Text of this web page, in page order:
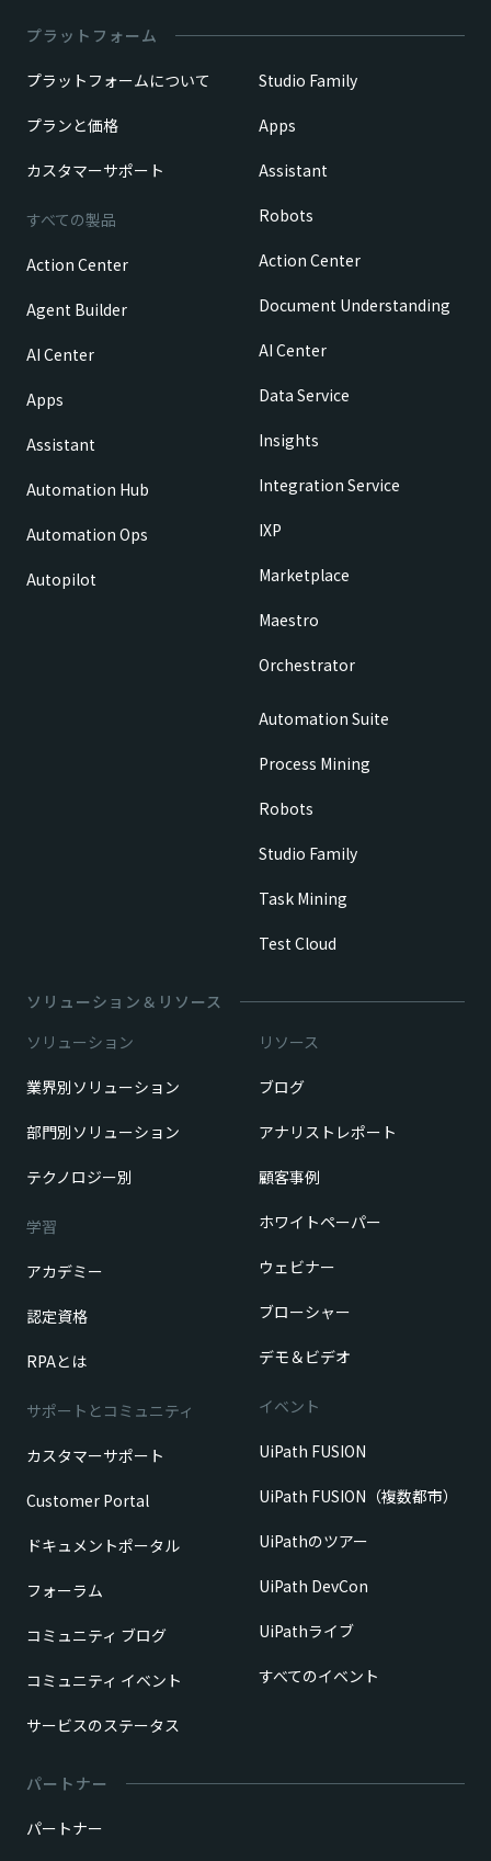
プラットフォーム
プラットフォームについて
プランと価格
カスタマーサポート
すべての製品
Action Center
Agent Builder
AI Center
Apps
Assistant
Automation Hub
Automation Ops
Autopilot
Studio Family
Apps
Assistant
Robots
Action Center
Document Understanding
AI Center
Data Service
Insights
Integration Service
IXP
Marketplace
Maestro
Orchestrator
Automation Suite
Process Mining
Robots
Studio Family
Task Mining
Test Cloud
ソリューション＆リソース
ソリューション
業界別ソリューション
部門別ソリューション
テクノロジー別
学習
アカデミー
認定資格
RPAとは
サポートとコミュニティ
カスタマーサポート
Customer Portal
ドキュメントポータル
フォーラム
コミュニティ ブログ
コミュニティ イベント
サービスのステータス
リソース
ブログ
アナリストレポート
顧客事例
ホワイトペーパー
ウェビナー
ブローシャー
デモ＆ビデオ
イベント
UiPath FUSION
UiPath FUSION（複数都市）
UiPathのツアー
UiPath DevCon
UiPathライブ
すべてのイベント
パートナー
パートナー